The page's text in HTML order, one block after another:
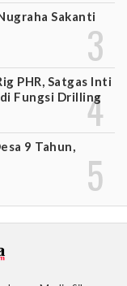
Sakanti
PHR, Satgas Inti
Fungsi Drilling
9 Tahun,